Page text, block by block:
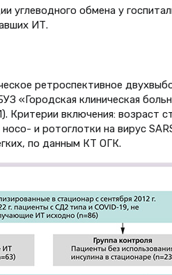
углеводного обмена у
ИТ.
ретроспективное
«Городская клиническая
Критерии включения: возраст
и ротоглотки на вирус
по данным КТ ОГК.